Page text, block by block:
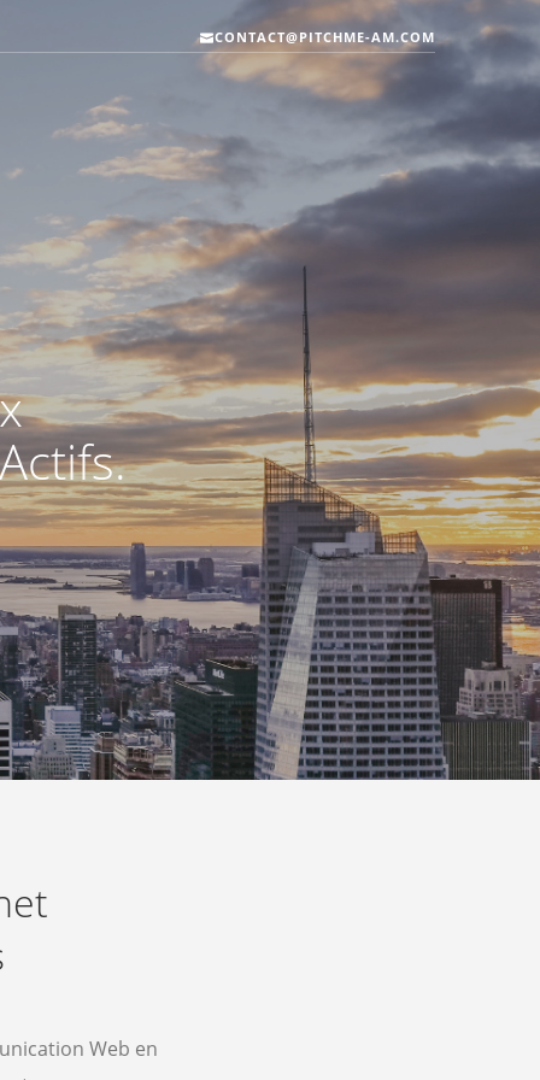
CONTACT@PITCHME-AM.COM
Web en